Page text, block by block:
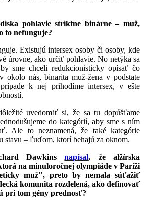
pohlavie striktne binárne – muž,
to nefunguje?
Existujú intersex osoby či osoby, kde
úrovne, ako určiť pohlavie. No netýka sa
sme chceli redukcionisticky opísať čo
okolo nás, binarita muž-žena v podstate
k nej prihodíme intersex, v ešte
uvedomiť si, že sa tu dopúšťame
do kategórií, aby sme s ním
Ale to neznamená, že také kategórie
stavu – ľuďom, ktorí behajú za oknom.
Dawkinsnapísal, že alžírska
na minuloročnej olympiáde v Paríži
muž", preto by nemala súťažiť
komunita rozdelená, ako definovať
pri tom gény prednosť?